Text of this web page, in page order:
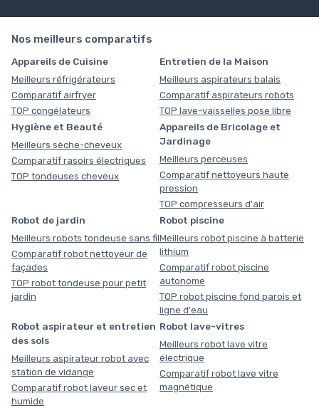
Nos meilleurs comparatifs
Appareils de Cuisine
Meilleurs réfrigérateurs
Comparatif airfryer
TOP congélateurs
Entretien de la Maison
Meilleurs aspirateurs balais
Comparatif aspirateurs robots
TOP lave-vaisselles pose libre
Hygiène et Beauté
Meilleurs sèche-cheveux
Comparatif rasoirs électriques
TOP tondeuses cheveux
Appareils de Bricolage et
Jardinage
Meilleurs perceuses
Comparatif nettoyeurs haute
pression
TOP compresseurs d'air
Robot de jardin
Meilleurs robots tondeuse sans fil
Comparatif robot nettoyeur de
façades
TOP robot tondeuse pour petit
jardin
Robot piscine
Meilleurs robot piscine à batterie
lithium
Comparatif robot piscine
autonome
TOP robot piscine fond parois et
ligne d'eau
Robot aspirateur et entretien
des sols
Meilleurs aspirateur robot avec
station de vidange
Comparatif robot laveur sec et
humide
Robot lave-vitres
Meilleurs robot lave vitre
électrique
Comparatif robot lave vitre
magnétique